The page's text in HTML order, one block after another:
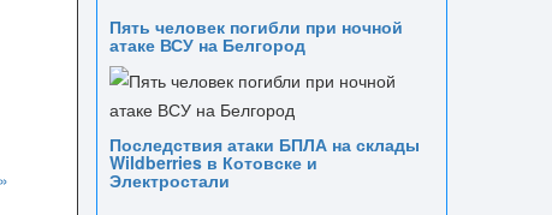
Пять человек погибли при ночной
атаке ВСУ на Белгород
Последствия атаки БПЛА на склады
Wildberries в Котовске и
Электростали